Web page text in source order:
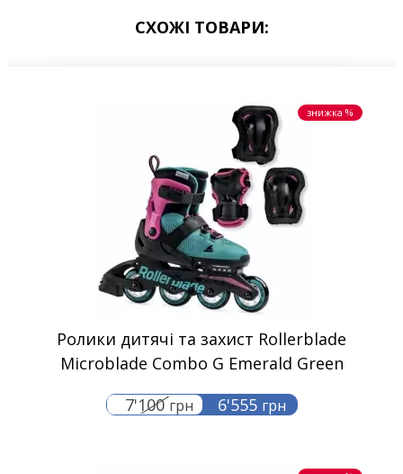
СХОЖІ ТОВАРИ:
знижка %
Ролики дитячі та захист Rollerblade
Microblade Combo G Emerald Green
7'100грн 6'555 грн